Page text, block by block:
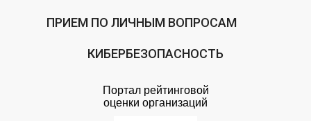
ПРИЕМ ПО ЛИЧНЫМ ВОПРОСАМ
КИБЕРБЕЗОПАСНОСТЬ
Портал рейтинговой
оценки организаций